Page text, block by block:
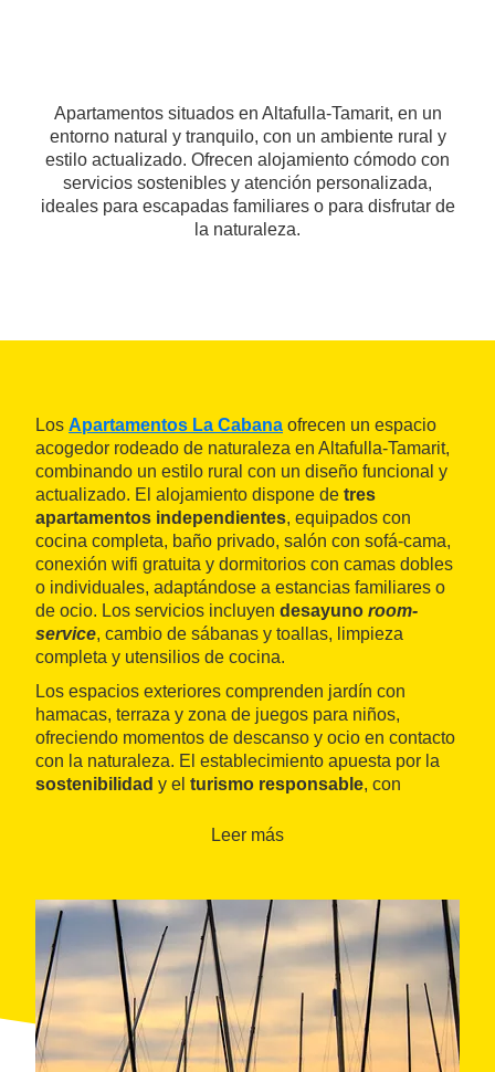
Apartamentos situados en Altafulla-Tamarit, en un
entorno natural y tranquilo, con un ambiente rural y
estilo actualizado. Ofrecen alojamiento cómodo con
servicios sostenibles y atención personalizada,
ideales para escapadas familiares o para disfrutar de
la naturaleza.
Los Apartamentos La Cabana ofrecen un espacio
acogedor rodeado de naturaleza en Altafulla-Tamarit,
combinando un estilo rural con un diseño funcional y
actualizado. El alojamiento dispone de tres
apartamentos independientes, equipados con
cocina completa, baño privado, salón con sofá-cama,
conexión wifi gratuita y dormitorios con camas dobles
o individuales, adaptándose a estancias familiares o
de ocio. Los servicios incluyen desayuno room-
service, cambio de sábanas y toallas, limpieza
completa y utensilios de cocina.
Los espacios exteriores comprenden jardín con
hamacas, terraza y zona de juegos para niños,
ofreciendo momentos de descanso y ocio en contacto
con la naturaleza. El establecimiento apuesta por la
sostenibilidad y el turismo responsable, con
del consumo de energía y agua. El equipo de gestión
La ubicación permite acceder fácilmente a servicios
locales, rutas naturales, la playa y lugares de interés
como el
Castell de Tamarit
. Los visitantes pueden
disfrutar de paseos por el
passeig marítim d'Altafulla
y descubrir la gastronomía local, todo en un entorno
tranquilo y saludable.
Leer más